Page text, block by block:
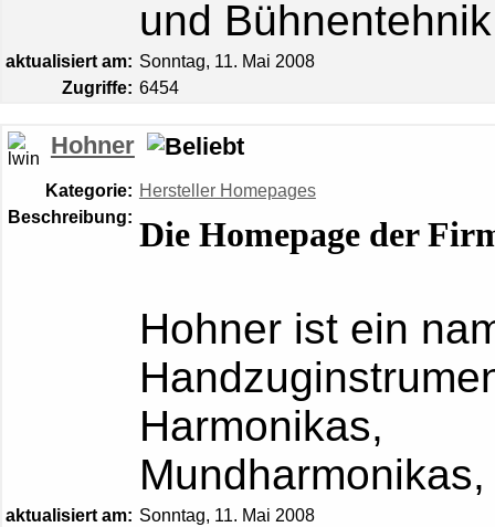
und
aktualisiert am: Sonntag, 11. Mai 2008
Zugriffe: 6454
Hohner
Kategorie: Hersteller Homepages
Beschreibung: Die Homepage der
Hohner ist ein
Harmonikas,
aktualisiert am: Sonntag, 11. Mai 2008